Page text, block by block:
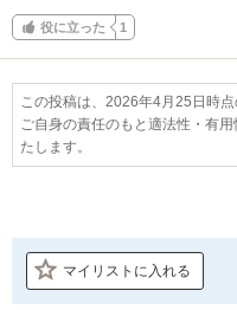
役に立った 1
この投稿は、2026年4月25日時点
ご自身の責任のもと適法性・有
たします。
マイリストに入れる